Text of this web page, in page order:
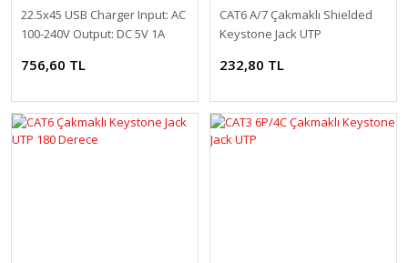
22.5x45 USB Charger Input: AC
100-240V Output: DC 5V 1A
756,60 TL
CAT6 A/7 Çakmaklı Shielded
Keystone Jack UTP
232,80 TL